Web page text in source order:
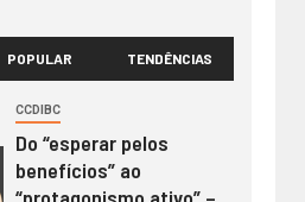
POPULAR TENDÊNCIAS
CCDIBC
Do “esperar pelos
benefícios” ao